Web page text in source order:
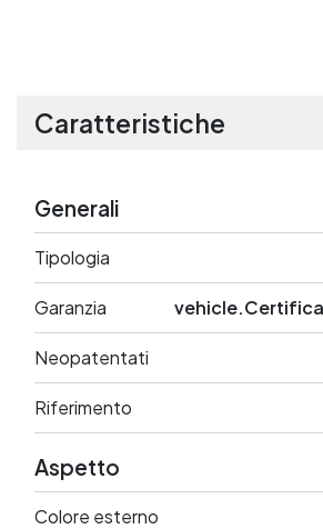
Caratteristiche
Generali
Tipologia
Garanzia
Neopatentati
Riferimento
Aspetto
Colore esterno